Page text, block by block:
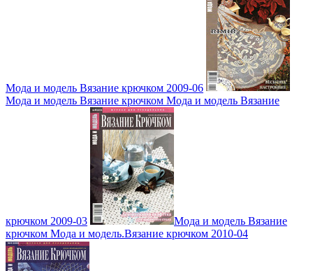
Мода и модель Вязание крючком 2009-06
Мода и модель Вязание крючком Мода и модель Вязание
крючком 2009-03
Мода и модель Вязание
крючком Мода и модель.Вязание крючком 2010-04